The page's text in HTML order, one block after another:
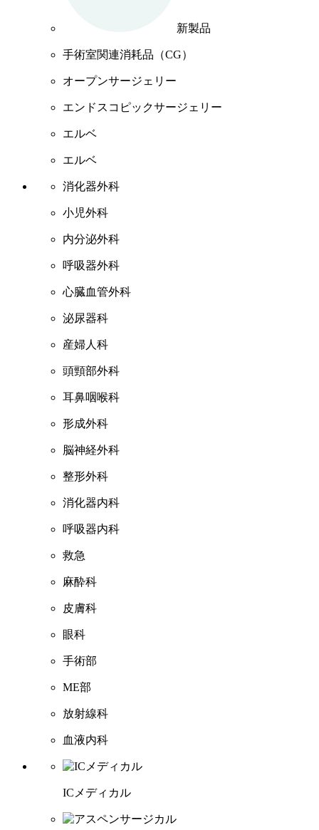
新製品
手術室関連消耗品（CG）
オープンサージェリー
エンドスコピックサージェリー
エルベ
エルベ
消化器外科
小児外科
内分泌外科
呼吸器外科
心臓血管外科
泌尿器科
産婦人科
頭頸部外科
耳鼻咽喉科
形成外科
脳神経外科
整形外科
消化器内科
呼吸器内科
救急
麻酔科
皮膚科
眼科
手術部
ME部
放射線科
血液内科
ICメディカル